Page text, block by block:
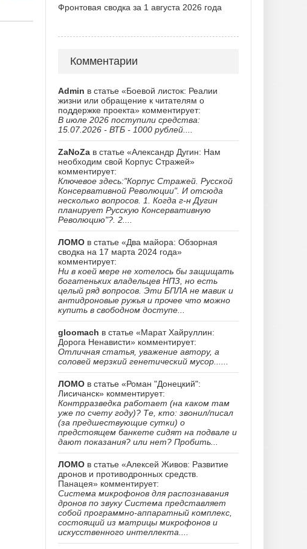
Фронтовая сводка за 1 августа 2026 года
Комментарии
Admin в статье «Боевой листок: Реалии
жизни или обращение к читателям о
поддержке проекта» комментирует:
В июле 2026 поступили средства:
15.07.2026 - ВТБ - 1000 рублей....
ZaNoZa в статье «Александр Дугин: Нам
необходим свой Корпус Стражей»
комментирует:
Ключевое здесь:"Корпус Стражей. Русской
Консервативной Революции". И отсюда
несколько вопросов. 1. Когда г-н Дугин
планирует Русскую Консервативную
Революцию"?. 2....
ЛОМО в статье «Два майора: Обзорная
сводка на 17 марта 2024 года»
комментирует:
Ни в коей мере не хотелось бы защищать
богатеньких владельцев НПЗ, но есть
целый ряд вопросов. Эти БПЛА не мавик и
антидроновые ружья и прочее что можно
купить в свободном доступе...
gloomach в статье «Марат Хайруллин:
Дорога Ненависти» комментирует:
Отличная статья, уважение автору, а
соловей мерзкий генетический мусор......
ЛОМО в статье «Роман "Донецкий":
Лисичанск» комментирует:
Контрразведка работает (на каком там
уже по счету году)? Те, кто: звонил/писал
(за предшествующие сутки) о
предстоящем банкете сидят на подвале и
дают показания? или нет? Пробить...
ЛОМО в статье «Алексей Живов: Развитие
дронов и противодронных средств.
Панацея» комментирует:
Система микрофонов для распознавания
дронов по звуку Система представляет
собой программно-аппаратный комплекс,
состоящий из матрицы микрофонов и
искусственного интеллекта....